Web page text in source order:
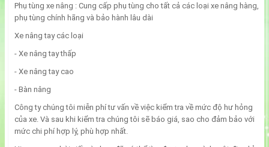
Phụ tùng xe nâng : Cung cấp phụ tùng cho tất cả các loại xe nâng hàng,
phụ tùng chính hãng và bảo hành lâu dài
Xe nâng tay các loại
- Xe nâng tay thấp
- Xe nâng tay cao
- Bàn nâng
Công ty chúng tôi miễn phí tư vấn về việc kiểm tra về mức độ hư hỏng
của xe. Và sau khi kiểm tra chúng tôi sẽ báo giá, sao cho đảm bảo với
mức chi phí hợp lý, phù hợp nhất.